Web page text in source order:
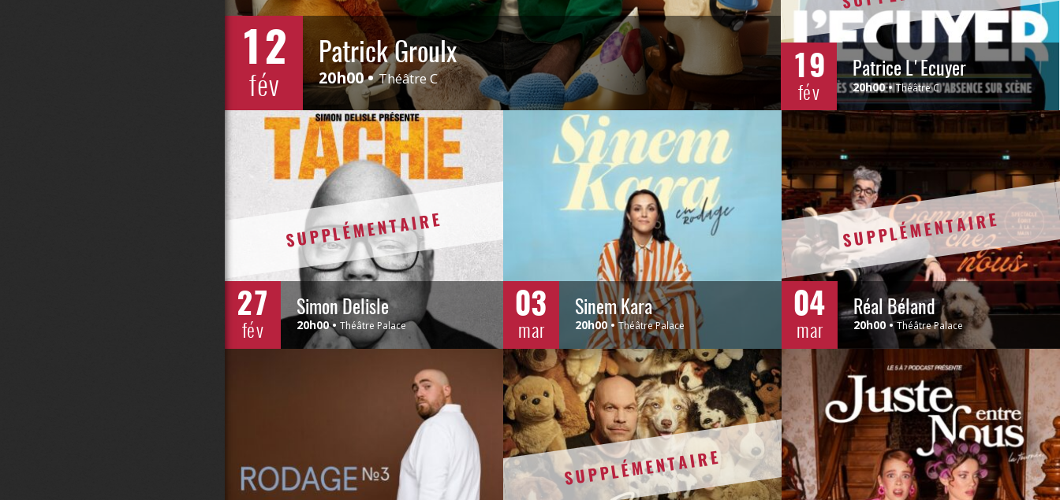
12
fév
Patrick Groulx
20h00 Théâtre C 19
fév
Patrice L'Ecuyer
20h00 Théâtre C
SUPPLÉMENTAIRE
27
fév
Simon Delisle
20h00 Théâtre Palace
03
mar
Sinem Kara
20h00 Théâtre Palace
SUPPLÉMENTAIRE
04
mar
Réal Béland
20h00 Théâtre Palace
SUPPLÉMENTAIRE